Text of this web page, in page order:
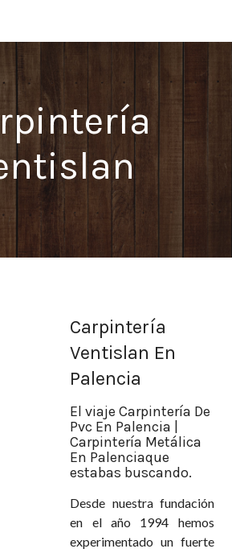
Carpintería
Ventislan En
Palencia
El viaje Carpintería De
Pvc En Palencia |
Carpintería Metálica
En Palenciaque
estabas buscando.
Desde nuestra fundación
en el año 1994 hemos
experimentado un fuerte